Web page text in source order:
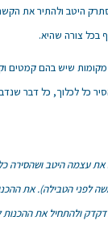
היטב ולהתיר את
בכל צורה שהיא.
שיש בהם קמטים
כל לכלוך, כל דבר
עצמה היטב ושהסירה
לפני הטבילה). את
ולהתחיל את ההכנות